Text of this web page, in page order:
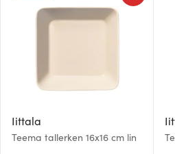
Iittala
Teema tallerken 16x16 cm lin